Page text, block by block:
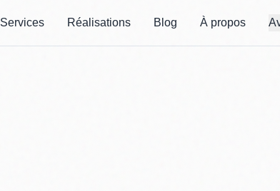
Services Réalisations Blog À propos